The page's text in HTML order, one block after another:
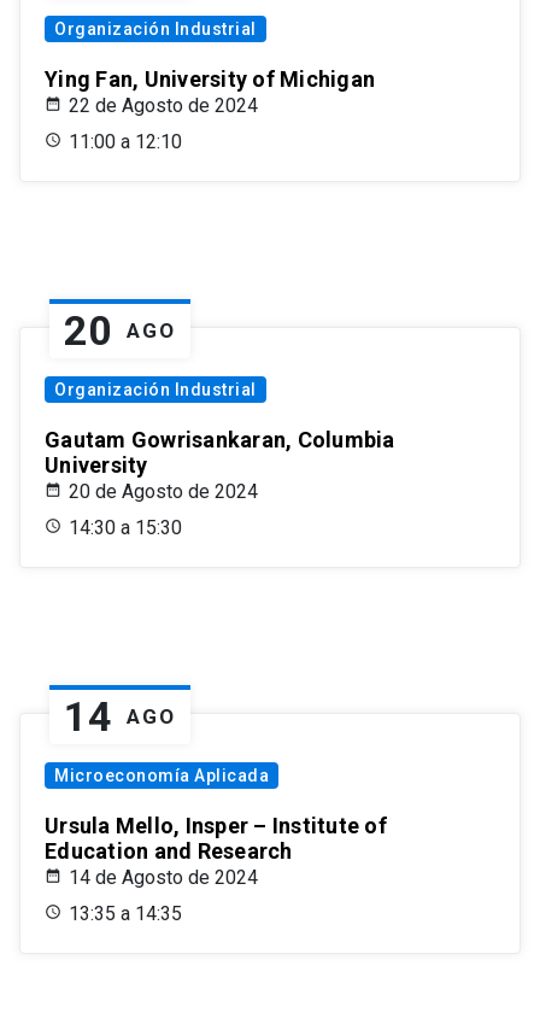
Organización Industrial
Ying Fan, University of Michigan
22 de Agosto de 2024
11:00 a 12:10
20 AGO
Organización Industrial
Gautam Gowrisankaran, Columbia
University
20 de Agosto de 2024
14:30 a 15:30
14 AGO
Microeconomía Aplicada
Ursula Mello, Insper – Institute of
Education and Research
14 de Agosto de 2024
13:35 a 14:35